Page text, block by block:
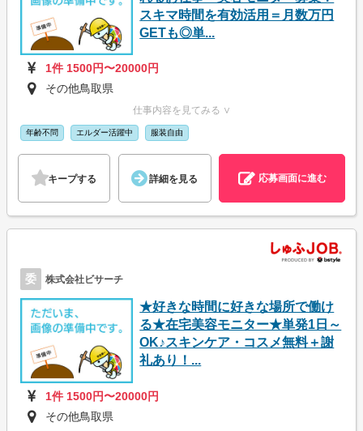
スキマ時間を有効活用＝月数万円
GETも◎単...
1件 1500円〜20000円
その他鳥取県
仕事内容を見てみる ∨
年齢不問 エルダー活躍中 服装自由
キープする 詳細を見る 応募画面に進む
委 株式会社ビサーチ
★好きな時間に好きな場所で働け
る★在宅美容モニター★単発1日～
OK♪スキンケア・コスメ無料＋謝
礼あり！...
1件 1500円〜20000円
その他鳥取県